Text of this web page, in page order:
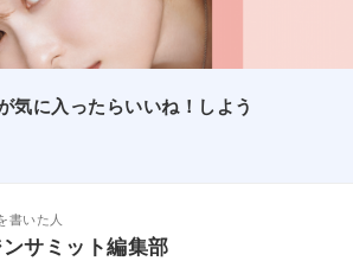
気に入ったらいいね！しよう
書いた人
サミット編集部